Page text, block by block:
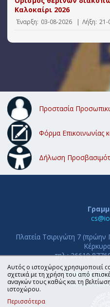
Καλοκαίρι 2026
Έναρξη: 03-08-2026 | Λήξη: 21-
Προστασία
Φόρμα Επικοινωνίας
Δήλωση
Πλατεία Τσιριγώτη 7 (πρώην
τηλ.: 26610
ΤΜΗΜΑ
ΙΟΝΙΟ
Αυτός ο ιστοχώρος χρησιμοποιεί
σχετικά με τη χρήση του από
αναγκών τους καθώς και τη
ιστοχώρου.
Περισσότερα